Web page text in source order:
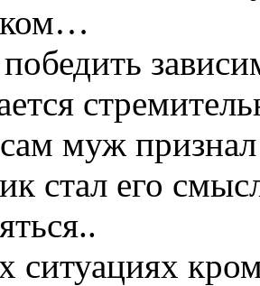
муж
стал его
ситуациях